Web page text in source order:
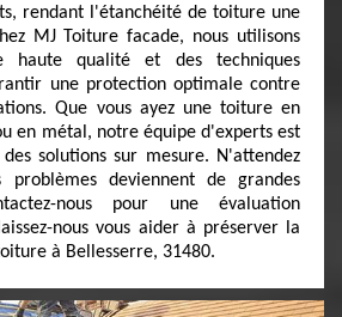
rendant l'étanchéité de toiture une
MJ Toiture facade, nous utilisons
haute qualité et des techniques
une protection optimale contre
Que vous ayez une toiture en
en métal, notre équipe d'experts est
solutions sur mesure. N'attendez
deviennent de grandes
nous pour une évaluation
nous vous aider à préserver la
à Bellesserre, 31480.